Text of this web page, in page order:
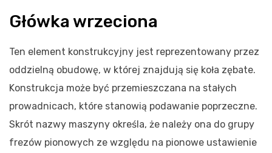
Główka wrzeciona
Ten element konstrukcyjny jest reprezentowany przez
oddzielną obudowę, w której znajdują się koła zębate.
Konstrukcja może być przemieszczana na stałych
prowadnicach, które stanowią podawanie poprzeczne.
Skrót nazwy maszyny określa, że należy ona do grupy
frezów pionowych ze względu na pionowe ustawienie